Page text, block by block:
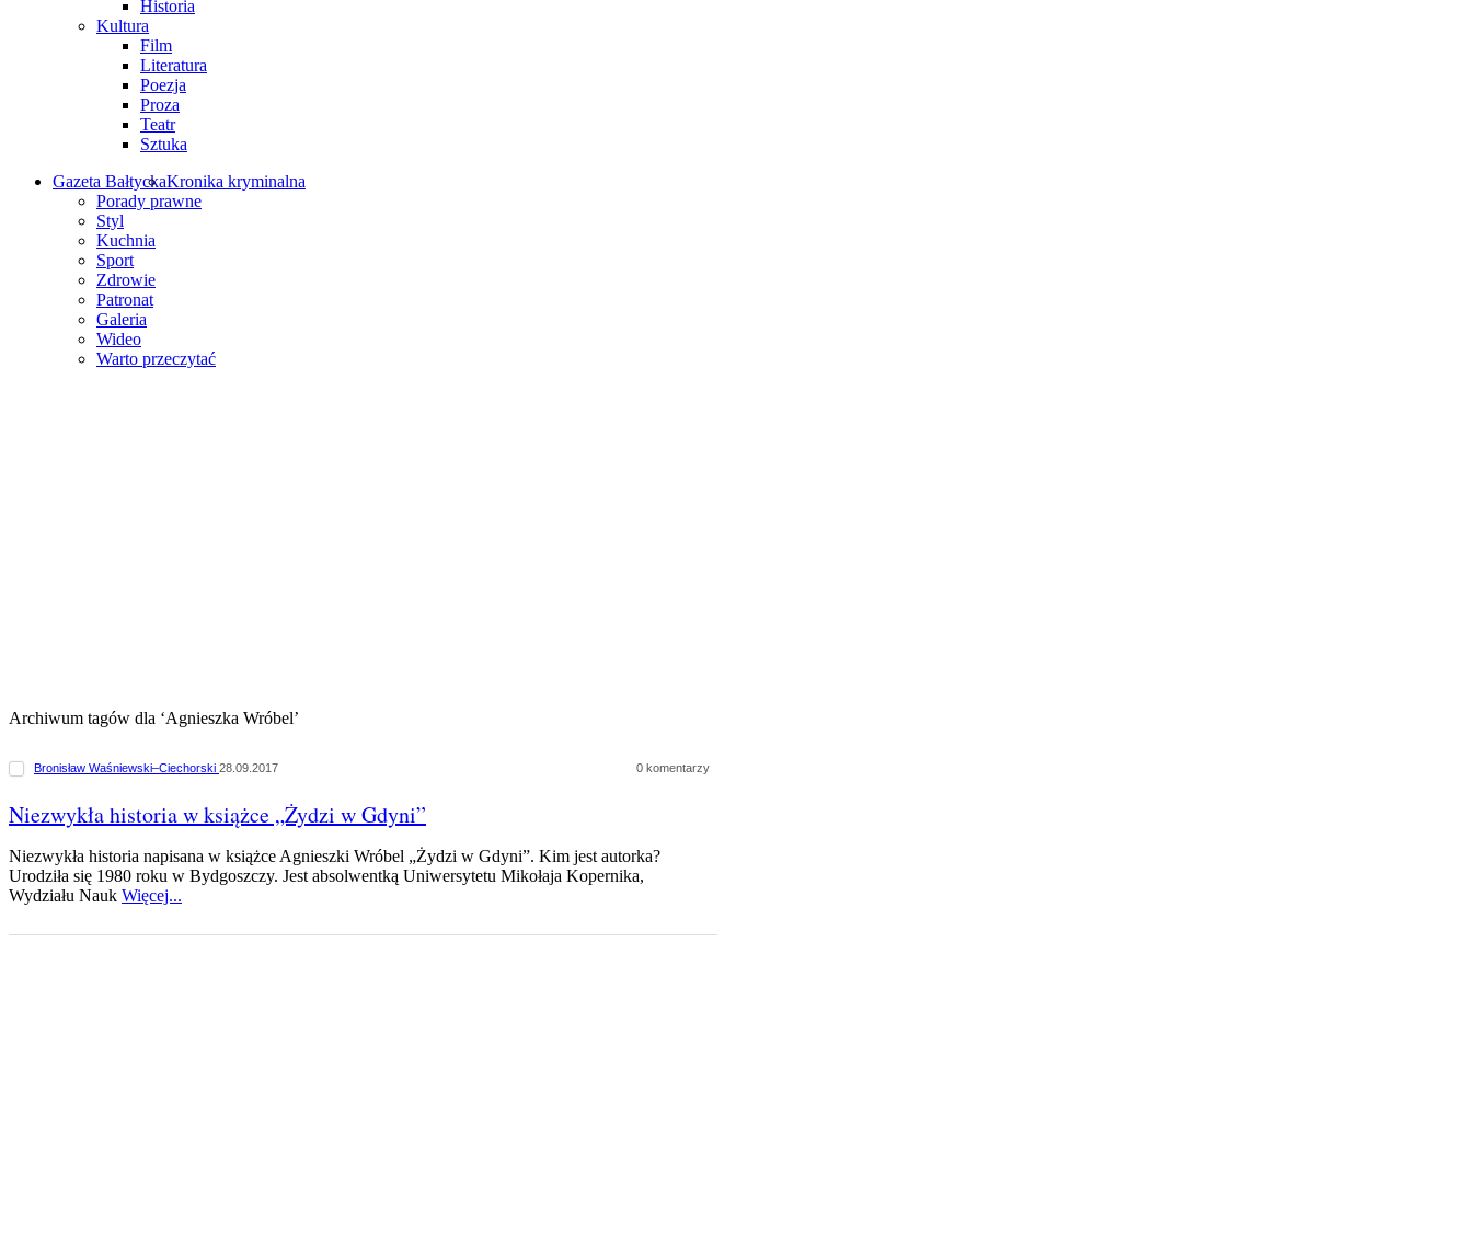
Historia
Kultura
Film
Literatura
Poezja
Proza
Teatr
Sztuka
Gazeta BałtyckaKronika kryminalna
Porady prawne
Styl
Kuchnia
Sport
Zdrowie
Patronat
Galeria
Wideo
Warto przeczytać
Archiwum tagów dla ‘Agnieszka Wróbel’
Bronisław Waśniewski–Ciechorski 28.09.2017 0 komentarzy
Niezwykła historia w książce „Żydzi w Gdyni”
Niezwykła historia napisana w książce Agnieszki Wróbel „Żydzi w Gdyni”. Kim jest autorka?
Urodziła się 1980 roku w Bydgoszczy. Jest absolwentką Uniwersytetu Mikołaja Kopernika,
Wydziału Nauk Więcej...